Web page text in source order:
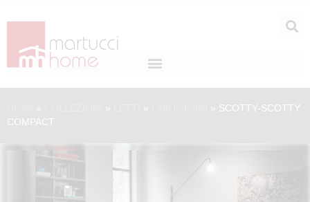
» » » » SCOTTY-SCOTTY
COMPACT